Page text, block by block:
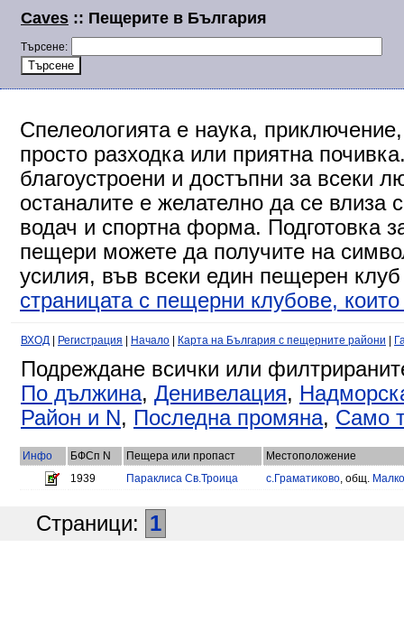
Caves :: Пещерите в България
Търсене:
Спелеологията е наука,
просто разходка или приятна
благоустроени и достъпни за всеки
останалите е желателно да се влиза
водач и спортна форма. Подготовка
пещери можете да получите на
усилия, във всеки един пещерен
страницата с пещерни клубове,
ВХОД Регистрация Начало Карта на България с пещерните райони
Подреждане всички или
По дължина, Денивелация,
Район и N, Последна промяна, Само
Инфо БФСп N Пещера или пропаст
Местоположение
1939
Параклиса Св.Троица с.Граматиково, общ.
Страници: 1